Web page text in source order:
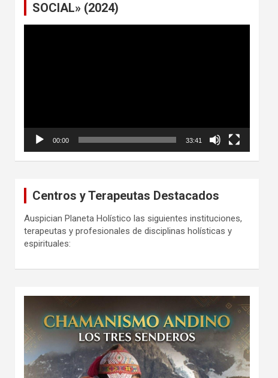
SOCIAL» (2024)
00:00 33:41
Centros y Terapeutas Destacados
Auspician Planeta Holístico las siguientes instituciones,
terapeutas y profesionales de disciplinas holísticas y
espirituales: